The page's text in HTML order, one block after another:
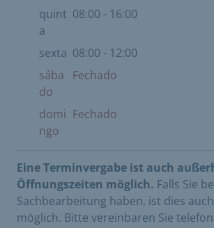
quint
a
08:00 - 16:00
sexta 08:00 - 12:00
sába
do
Fechado
domi
ngo
Fechado
Eine Terminvergabe ist auch
Öffnungszeiten möglich. Falls Sie
Sachbearbeitung haben, ist dies
möglich. Bitte vereinbaren Sie